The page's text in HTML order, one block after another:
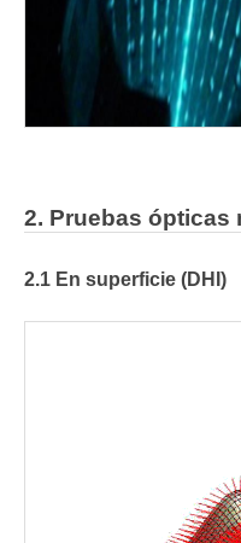
2. Pruebas ópticas
2.1 En superficie (DHI)